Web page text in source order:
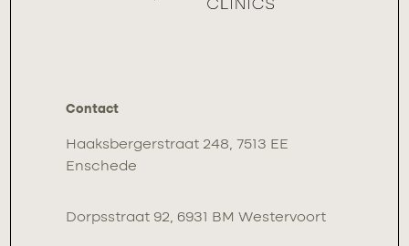
Contact
Haaksbergerstraat 248, 7513 EE
Enschede
Dorpsstraat 92, 6931 BM Westervoort